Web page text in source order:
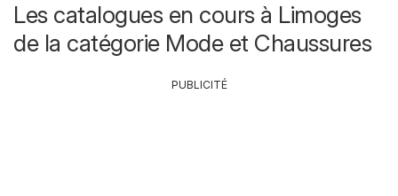
Les catalogues en cours à Limoges
de la catégorie Mode et Chaussures
PUBLICITÉ